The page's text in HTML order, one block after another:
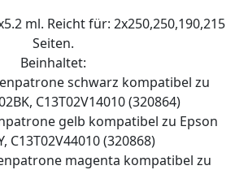
ml. Reicht für: 2x250,250,190,215
Seiten.
Beinhaltet:
schwarz kompatibel zu
C13T02V14010 (320864)
gelb kompatibel zu Epson
C13T02V44010 (320868)
magenta kompatibel zu